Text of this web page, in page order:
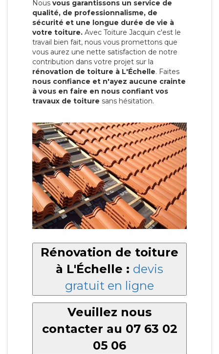
Nous vous garantissons un service de
qualité, de professionnalisme, de
sécurité et une longue durée de vie à
votre toiture. Avec Toiture Jacquin c'est le
travail bien fait, nous vous promettons que
vous aurez une nette satisfaction de notre
contribution dans votre projet sur la
rénovation de toiture à L'Échelle. Faites
nous confiance et n'ayez aucune crainte
à vous en faire en nous confiant vos
travaux de toiture sans hésitation.
Rénovation de toiture
à L'Échelle : devis
gratuit en ligne
Veuillez nous
contacter au 07 63 02
05 06